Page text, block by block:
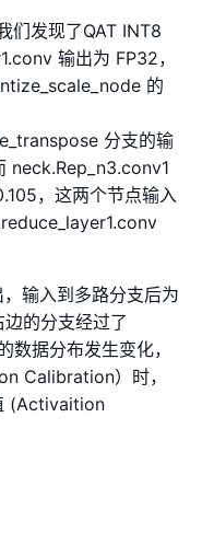
们发现了QAT INT8
输出为 FP32，
的
分支的输
neck.Rep_n3.conv1
，这两个节点输入
输入到多路分支后为
的分支经过了
据分布发生变化，
Calibration）时，
(Activaition